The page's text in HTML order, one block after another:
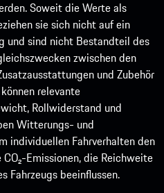
Soweit die Werte als
sie sich nicht auf ein
und sind nicht Bestandteil des
zwischen den
und Zubehör
relevante
Rollwiderstand und
Witterungs- und
individuellen Fahrverhalten den
Emissionen, die Reichweite
Fahrzeugs beeinflussen.